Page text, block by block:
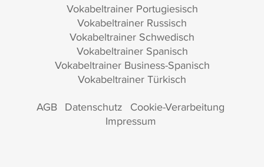
Vokabeltrainer Portugiesisch
Vokabeltrainer Russisch
Vokabeltrainer Schwedisch
Vokabeltrainer Spanisch
Vokabeltrainer Business-Spanisch
Vokabeltrainer Türkisch
AGB Datenschutz Cookie-Verarbeitung
Impressum